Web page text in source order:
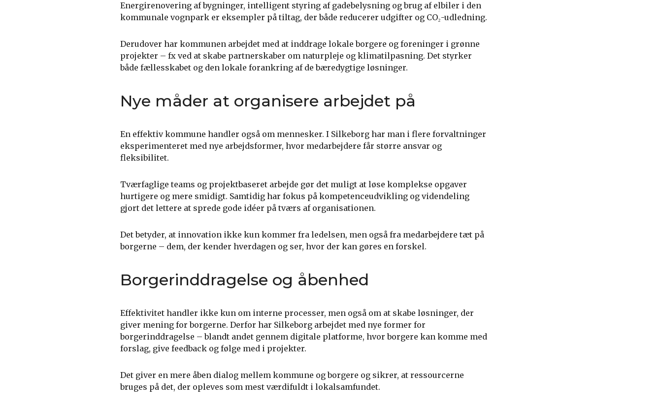
Energirenovering af bygninger, intelligent styring af gadebelysning og brug af elbiler i den
kommunale vognpark er eksempler på tiltag, der både reducerer udgifter og CO₂-udledning.
Derudover har kommunen arbejdet med at inddrage lokale borgere og foreninger i grønne
projekter – fx ved at skabe partnerskaber om naturpleje og klimatilpasning. Det styrker
både fællesskabet og den lokale forankring af de bæredygtige løsninger.
Nye måder at organisere arbejdet på
En effektiv kommune handler også om mennesker. I Silkeborg har man i flere forvaltninger
eksperimenteret med nye arbejdsformer, hvor medarbejdere får større ansvar og
fleksibilitet.
Tværfaglige teams og projektbaseret arbejde gør det muligt at løse komplekse opgaver
hurtigere og mere smidigt. Samtidig har fokus på kompetenceudvikling og videndeling
gjort det lettere at sprede gode idéer på tværs af organisationen.
Det betyder, at innovation ikke kun kommer fra ledelsen, men også fra medarbejdere tæt på
borgerne – dem, der kender hverdagen og ser, hvor der kan gøres en forskel.
Borgerinddragelse og åbenhed
Effektivitet handler ikke kun om interne processer, men også om at skabe løsninger, der
giver mening for borgerne. Derfor har Silkeborg arbejdet med nye former for
borgerinddragelse – blandt andet gennem digitale platforme, hvor borgere kan komme med
forslag, give feedback og følge med i projekter.
Det giver en mere åben dialog mellem kommune og borgere og sikrer, at ressourcerne
bruges på det, der opleves som mest værdifuldt i lokalsamfundet.